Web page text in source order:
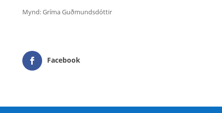
Mynd: Gríma Guðmundsdóttir
Facebook